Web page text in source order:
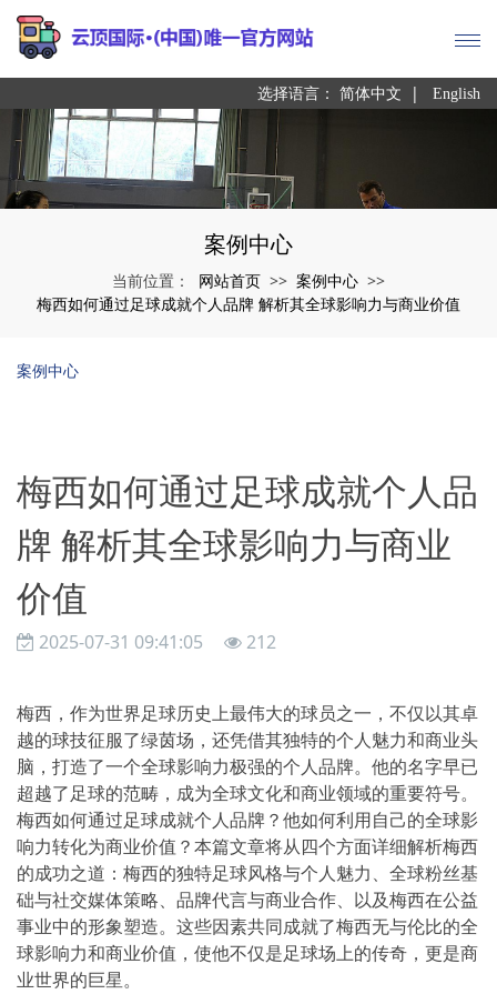
选择语言： 简体中文 | English
案例中心
当前位置： 网站首页 >> 案例中心 >>
梅西如何通过足球成就个人品牌 解析其全球影响力与商业价值
案例中心
梅西如何通过足球成就个人品
牌 解析其全球影响力与商业
价值
2025-07-31 09:41:05 212
梅西，作为世界足球历史上最伟大的球员之一，不仅以其卓
越的球技征服了绿茵场，还凭借其独特的个人魅力和商业头
脑，打造了一个全球影响力极强的个人品牌。他的名字早已
超越了足球的范畴，成为全球文化和商业领域的重要符号。
梅西如何通过足球成就个人品牌？他如何利用自己的全球影
响力转化为商业价值？本篇文章将从四个方面详细解析梅西
的成功之道：梅西的独特足球风格与个人魅力、全球粉丝基
础与社交媒体策略、品牌代言与商业合作、以及梅西在公益
事业中的形象塑造。这些因素共同成就了梅西无与伦比的全
球影响力和商业价值，使他不仅是足球场上的传奇，更是商
业世界的巨星。